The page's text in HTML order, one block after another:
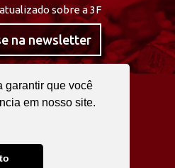
garantir que você
em nosso site.
sobre a 3F
na newsletter